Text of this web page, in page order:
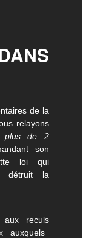
de la
relayons
plus de 2
son
loi qui
détruit la
aux reculs
auxquels